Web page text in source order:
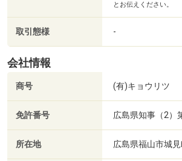
・正社員ではない方
・ご年齢に不安のある方
リフォーム・リノベーション工事も当
住宅購入からリフォーム・リノベーシ
すべて引き受けます♪
お気軽にお問い合わせ下さい♪
とお伝えください。
取引態様 -
会社情報
商号 (有)キョウリツ
免許番号 広島県知事（2）
所在地 広島県福山市城